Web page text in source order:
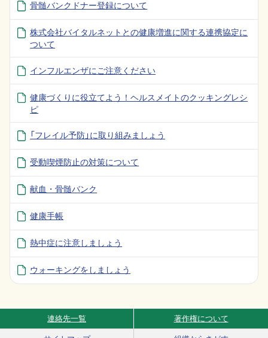
骨髄バンクドナー登録について
株式会社バイタルネットとの健康増進に関する連携協定に
ついて
インフルエンザにご注意ください
健康づくりに役立てよう！ヘルスメイトのクッキングレシ
ピ
「フレイル予防」に取り組みましょう
受動喫煙防止の対策について
献血・骨髄バンク
健康手帳
熱中症に注意しましょう
ウォーキングをしましょう
Site Navigation
連絡先一覧 著作権について